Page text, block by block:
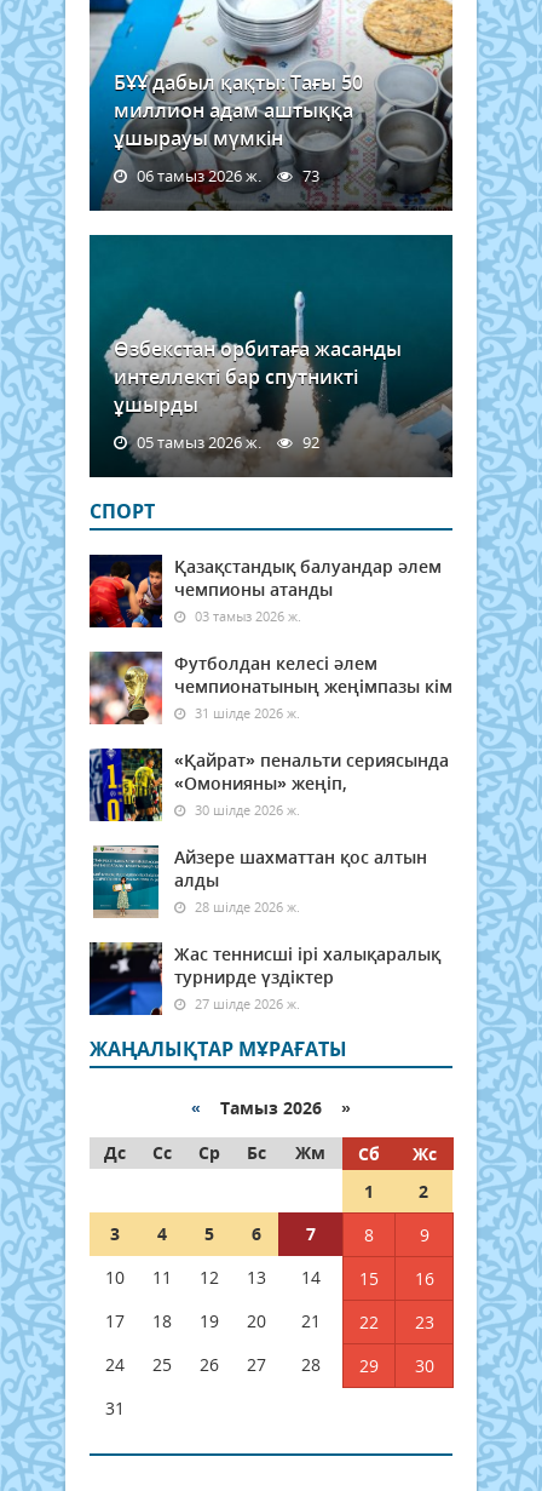
БҰҰ дабыл қақты: Тағы 50
миллион адам аштыққа
ұшырауы мүмкін
06 тамыз 2026 ж. 73
Өзбекстан орбитаға жасанды
интеллекті бар спутникті
ұшырды
05 тамыз 2026 ж. 92
СПОРТ
Қазақстандық балуандар әлем
чемпионы атанды
03 тамыз 2026 ж.
Футболдан келесі әлем
чемпионатының жеңімпазы кім
31 шілде 2026 ж.
«Қайрат» пенальти сериясында
«Омонияны» жеңіп,
30 шілде 2026 ж.
Айзере шахматтан қос алтын
алды
28 шілде 2026 ж.
Жас теннисші ірі халықаралық
турнирде үздіктер
27 шілде 2026 ж.
ЖАҢАЛЫҚТАР МҰРАҒАТЫ
« Тамыз 2026 »
Дс
Сс Ср Бс Жм Сб
Жс
1
2
3
4 5 6 7 8
9
10
11 12 13 14 15
16
17
18 19 20 21 22
23
24
25 26 27 28 29
30
31